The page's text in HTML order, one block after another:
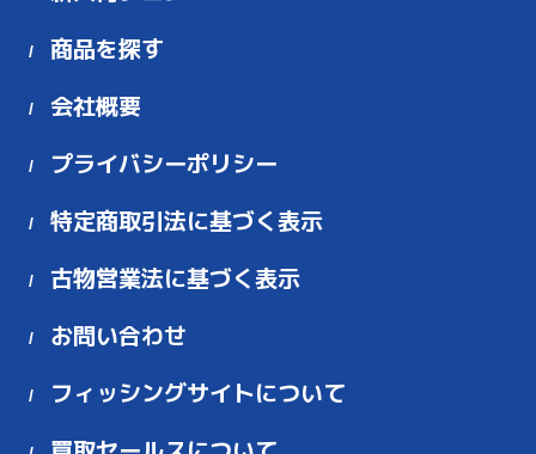
商品を探す
会社概要
プライバシーポリシー
特定商取引法に基づく表示
古物営業法に基づく表示
お問い合わせ
フィッシングサイトについて